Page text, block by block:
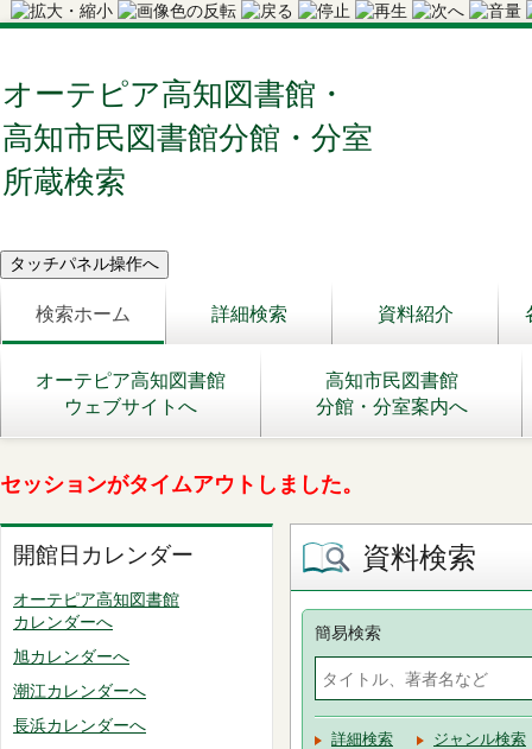
オーテピア高知図書館・
高知市民図書館分館・分室
所蔵検索
検索ホーム 詳細検索 資料紹介
オーテピア高知図書館
ウェブサイトへ
高知市民図書館
分館・分室案内へ
セッションがタイムアウトしました。
開館日カレンダー
オーテピア高知図書館
カレンダーへ
旭カレンダーへ
潮江カレンダーへ
長浜カレンダーへ
資料検索
簡易検索
詳細検索 ジャンル検索